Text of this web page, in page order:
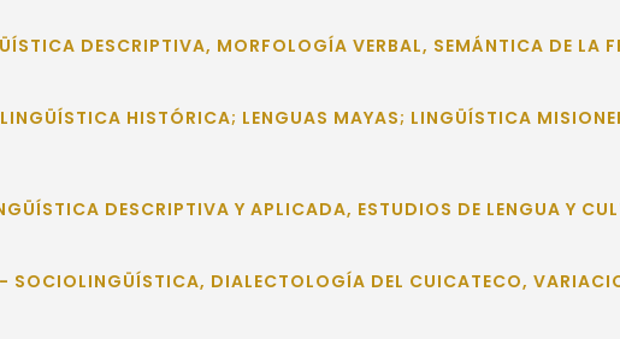
DESCRIPTIVA, MORFOLOGÍA VERBAL, SEMÁNTICA DE LA
HISTÓRICA; LENGUAS MAYAS; LINGÜÍSTICA
DESCRIPTIVA Y APLICADA, ESTUDIOS DE LENGUA Y
- SOCIOLINGÜÍSTICA, DIALECTOLOGÍA DEL CUICATECO,